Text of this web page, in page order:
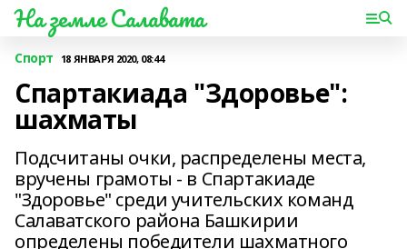
На земле Салавата
Спорт 18 ЯНВАРЯ 2020, 08:44
Спартакиада "Здоровье":
шахматы
Подсчитаны очки, распределены места,
вручены грамоты - в Спартакиаде
"Здоровье" среди учительских команд
Салаватского района Башкирии
определены победители шахматного